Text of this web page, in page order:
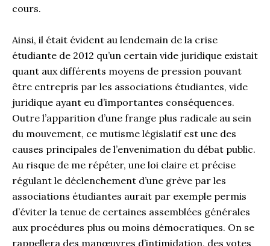
cours.
Ainsi, il était évident au lendemain de la crise
étudiante de 2012 qu’un certain vide juridique existait
quant aux différents moyens de pression pouvant
être entrepris par les associations étudiantes, vide
juridique ayant eu d’importantes conséquences.
Outre l’apparition d’une frange plus radicale au sein
du mouvement, ce mutisme législatif est une des
causes principales de l’envenimation du débat public.
Au risque de me répéter, une loi claire et précise
régulant le déclenchement d’une grève par les
associations étudiantes aurait par exemple permis
d’éviter la tenue de certaines assemblées générales
aux procédures plus ou moins démocratiques. On se
rappellera des manœuvres d’intimidation, des votes